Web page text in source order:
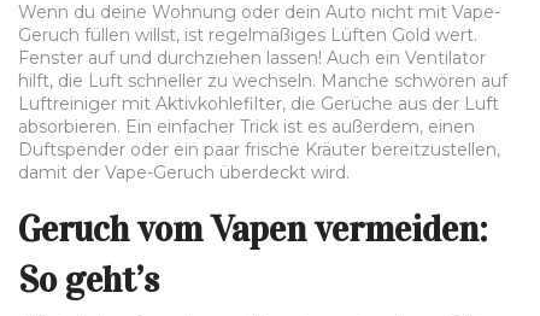
Wenn du deine Wohnung oder dein Auto nicht mit Vape-
Geruch füllen willst, ist regelmäßiges Lüften Gold wert.
Fenster auf und durchziehen lassen! Auch ein Ventilator
hilft, die Luft schneller zu wechseln. Manche schwören auf
Luftreiniger mit Aktivkohlefilter, die Gerüche aus der Luft
absorbieren. Ein einfacher Trick ist es außerdem, einen
Duftspender oder ein paar frische Kräuter bereitzustellen,
damit der Vape-Geruch überdeckt wird.
Geruch vom Vapen vermeiden:
So geht’s